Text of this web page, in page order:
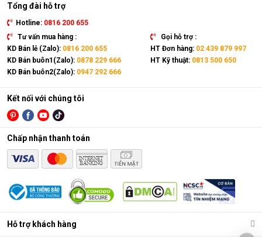
Tổng đài hỗ trợ
Hotline: 0816 200 655
Tư vấn mua hàng :
KD Bán lẻ (Zalo): 0816 200 655
KD Bán buôn1(Zalo): 0878 229 666
KD Bán buôn2(Zalo): 0947 292 666
Gọi hỗ trợ :
HT Đơn hàng: 02 439 879 997
HT Kỹ thuật: 0813 500 650
Hỗ trợ khách hàng
Kết nối với chúng tôi
Chấp nhận thanh toán